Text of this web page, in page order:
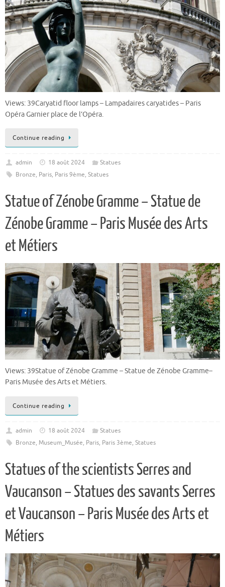
Views: 39Caryatid floor lamps – Lampadaires caryatides – Paris
Opéra Garnier place de l’Opéra.
Continue reading
admin 18 août 2024
Statues
Bronze, Paris, Paris 9ème, Statues
Statue of Zénobe Gramme – Statue de
Zénobe Gramme – Paris Musée des Arts
et Métiers
Views: 39Statue of Zénobe Gramme – Statue de Zénobe Gramme–
Paris Musée des Arts et Métiers.
Continue reading
admin 18 août 2024
Statues
Bronze, Museum_Musée, Paris, Paris 3ème, Statues
Statues of the scientists Serres and
Vaucanson – Statues des savants Serres
et Vaucanson – Paris Musée des Arts et
Métiers